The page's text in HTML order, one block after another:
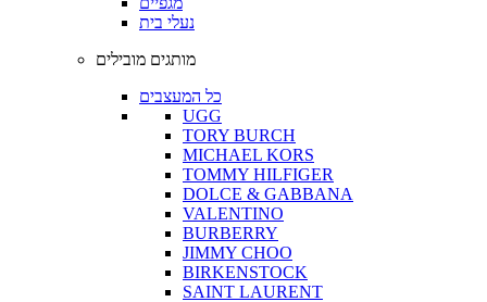
נעלי בית
מותגים מובילים
כל המעצבים
UGG
TORY BURCH
MICHAEL KORS
TOMMY HILFIGER
DOLCE & GABBANA
VALENTINO
BURBERRY
JIMMY CHOO
BIRKENSTOCK
SAINT LAURENT